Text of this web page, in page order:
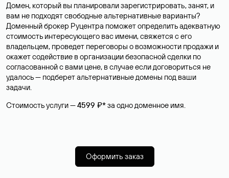
Домен, который вы планировали зарегистрировать, занят, и
вам не подходят свободные альтернативные варианты?
Доменный брокер Руцентра поможет определить адекватную
стоимость интересующего вас имени, свяжется с его
владельцем, проведет переговоры о возможности продажи и
окажет содействие в организации безопасной сделки по
согласованной с вами цене, в случае если договориться не
удалось — подберет альтернативные домены под ваши
задачи.
Стоимость услуги —4599 ₽*за одно доменное имя.
Оформить заказ